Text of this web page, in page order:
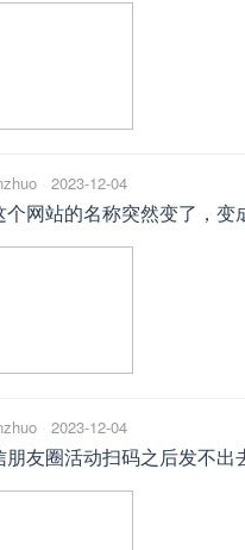
2023-12-04
个网站的名称突然变了，
2023-12-04
朋友圈活动扫码之后发不出